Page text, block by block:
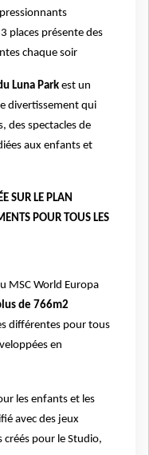
places présente des
chaque soir
Luna Parkest un
divertissement qui
des spectacles de
aux enfants et
SUR LE PLAN
POUR TOUS LES
MSC World Europa
de 766m2
différentes pour tous
en
les enfants et les
avec des jeux
pour le Studio,